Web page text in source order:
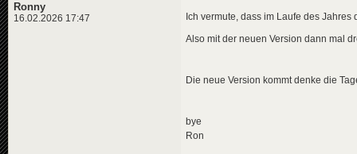
Ronny
16.02.2026 17:47 Ich vermute, dass im Laufe des Jahres
Also mit der neuen Version dann mal
Die neue Version kommt denke die
bye
Ron